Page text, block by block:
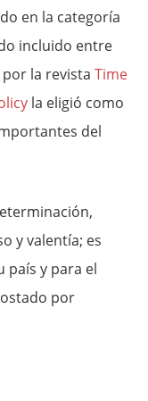
en la categoría
incluido entre
por la revistaTime
la eligió como
del
y valentía; es
país y para el
por